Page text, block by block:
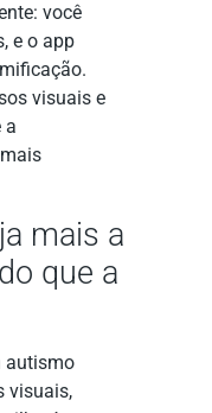
você
e o app
visuais e
a
mais a
que a
autismo
visuais,